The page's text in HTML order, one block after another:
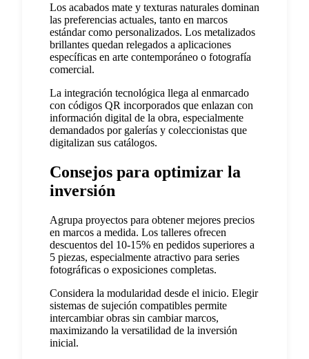
Los acabados mate y texturas naturales dominan
las preferencias actuales, tanto en marcos
estándar como personalizados. Los metalizados
brillantes quedan relegados a aplicaciones
específicas en arte contemporáneo o fotografía
comercial.
La integración tecnológica llega al enmarcado
con códigos QR incorporados que enlazan con
información digital de la obra, especialmente
demandados por galerías y coleccionistas que
digitalizan sus catálogos.
Consejos para optimizar la
inversión
Agrupa proyectos para obtener mejores precios
en marcos a medida. Los talleres ofrecen
descuentos del 10-15% en pedidos superiores a
5 piezas, especialmente atractivo para series
fotográficas o exposiciones completas.
Considera la modularidad desde el inicio. Elegir
sistemas de sujeción compatibles permite
intercambiar obras sin cambiar marcos,
maximizando la versatilidad de la inversión
inicial.